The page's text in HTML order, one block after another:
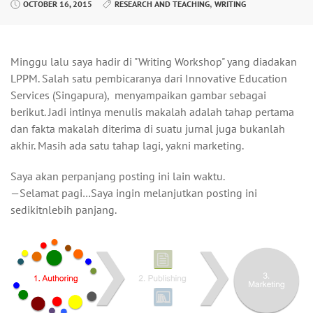
OCTOBER 16, 2015 RESEARCH AND TEACHING, WRITING
Minggu lalu saya hadir di "Writing Workshop" yang diadakan
LPPM. Salah satu pembicaranya dari Innovative Education
Services (Singapura), menyampaikan gambar sebagai
berikut. Jadi intinya menulis makalah adalah tahap pertama
dan fakta makalah diterima di suatu jurnal juga bukanlah
akhir. Masih ada satu tahap lagi, yakni marketing.
Saya akan perpanjang posting ini lain waktu.
—Selamat pagi…Saya ingin melanjutkan posting ini
sedikitnlebih panjang.